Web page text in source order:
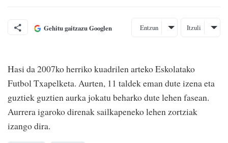
Gehitu gaitzazu Googlen Entzun Itzuli
Hasi da 2007ko herriko kuadrilen arteko Eskolatako
Futbol Txapelketa. Aurten, 11 taldek eman dute izena eta
guztiek guztien aurka jokatu beharko dute lehen fasean.
Aurrera igaroko direnak sailkapeneko lehen zortziak
izango dira.